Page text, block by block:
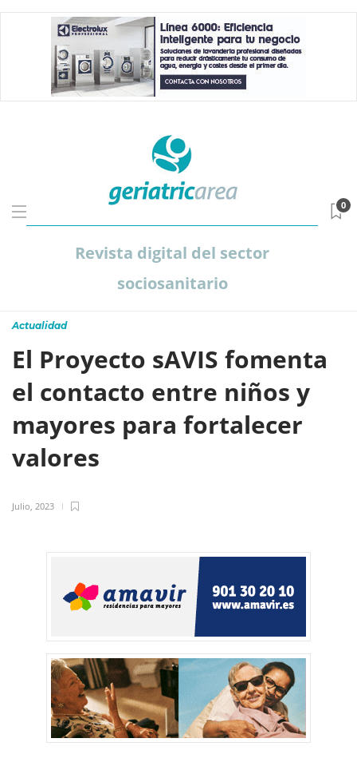
Revista digital del sector
sociosanitario
0
Actualidad
El Proyecto sAVIS fomenta
el contacto entre niños y
mayores para fortalecer
valores
Julio, 2023